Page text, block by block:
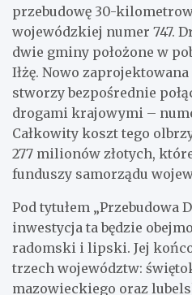
przebudowę 30-
wojewódzkiej numer 747.
dwie gminy położone w
Iłżę. Nowo
stworzy bezpośrednie
drogami krajowymi –
Całkowity koszt tego
277 milionów złotych,
funduszy samorządu
Pod tytułem „Przebudowa
inwestycja ta będzie
radomski i lipski. Jej
trzech województw:
mazowieckiego oraz